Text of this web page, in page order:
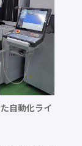
自動化ライ